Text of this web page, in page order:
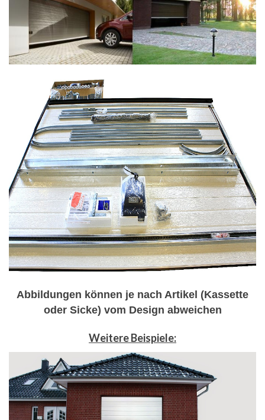
Abbildungen können je nach Artikel (Kassette
oder Sicke) vom Design abweichen
Weitere Beispiele: